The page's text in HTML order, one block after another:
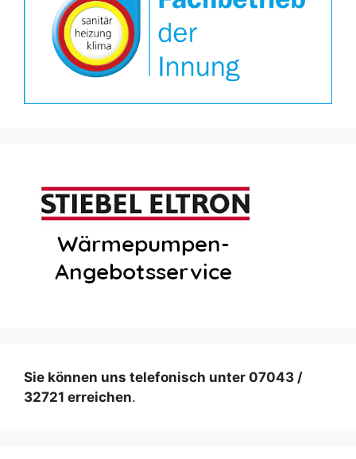
Sie können uns telefonisch unter 07043 /
32721 erreichen.